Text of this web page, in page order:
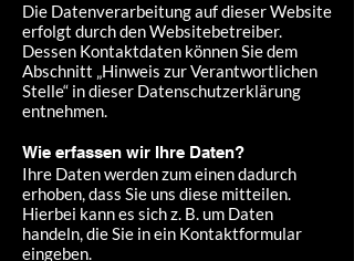
Die Datenverarbeitung auf dieser Website
erfolgt durch den Websitebetreiber.
Dessen Kontaktdaten können Sie dem
Abschnitt „Hinweis zur Verantwortlichen
Stelle“ in dieser Datenschutzerklärung
entnehmen.
Wie erfassen wir Ihre Daten?
Ihre Daten werden zum einen dadurch
erhoben, dass Sie uns diese mitteilen.
Hierbei kann es sich z. B. um Daten
handeln, die Sie in ein Kontaktformular
eingeben.